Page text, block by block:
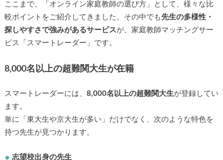
ここまで、「オンライン家庭教師の選び方」として、様々な比
較ポイントをご紹介してきました。その中でも先生の多様性・
探しやすさで強みがあるサービスが、家庭教師マッチングサー
ビス「スマートレーダー」です。
8,000名以上の超難関大生が在籍
スマートレーダーには、 8,000名以上の超難関大生が登録してい
ます。
単に「東大生や京大生が多い」だけでなく、次のような特色を
持つ先生が見つかります。
志望校出身の先生